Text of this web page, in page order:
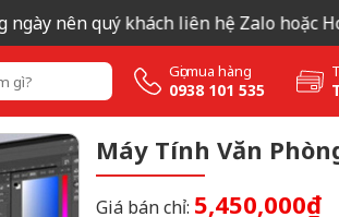
nên quý khách liên hệ Zalo hoặc
Gọi mua hàng
0938 101 535
Máy Tính Văn
Giá bán chỉ: 5,450,000₫